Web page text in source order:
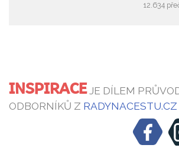
12.634
INSPIRACEJE DÍLEM
ODBORNÍKŮ Z RADYNACESTU.CZ